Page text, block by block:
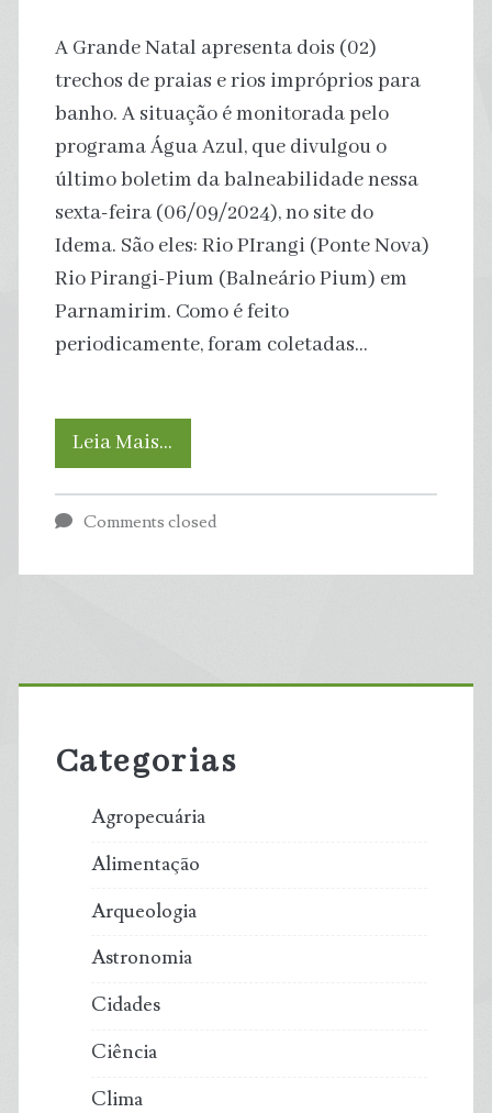
A Grande Natal apresenta dois (02)
trechos de praias e rios impróprios para
banho. A situação é monitorada pelo
programa Água Azul, que divulgou o
último boletim da balneabilidade nessa
sexta-feira (06/09/2024), no site do
Idema. São eles: Rio PIrangi (Ponte Nova)
Rio Pirangi-Pium (Balneário Pium) em
Parnamirim. Como é feito
periodicamente, foram coletadas…
Leia Mais…
aponta
impróprios
Comments closed
Primary
Categorias
Agropecuária
Alimentação
Arqueologia
Astronomia
Cidades
Ciência
Clima